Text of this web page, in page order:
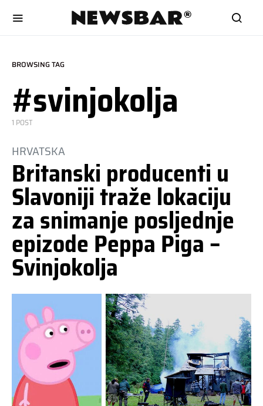
BROWSING TAG
#svinjokolja
1 POST
HRVATSKA
Britanski producenti u
Slavoniji traže lokaciju
za snimanje posljednje
epizode Peppa Piga –
Svinjokolja